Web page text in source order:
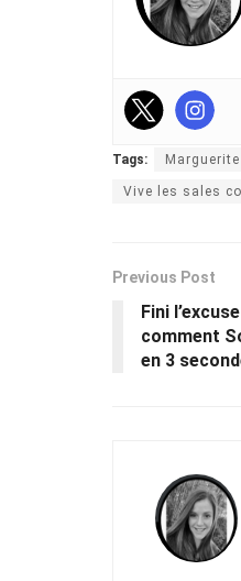
Tags:
Vive les sales
Previous Post
Fini
comment
en 3